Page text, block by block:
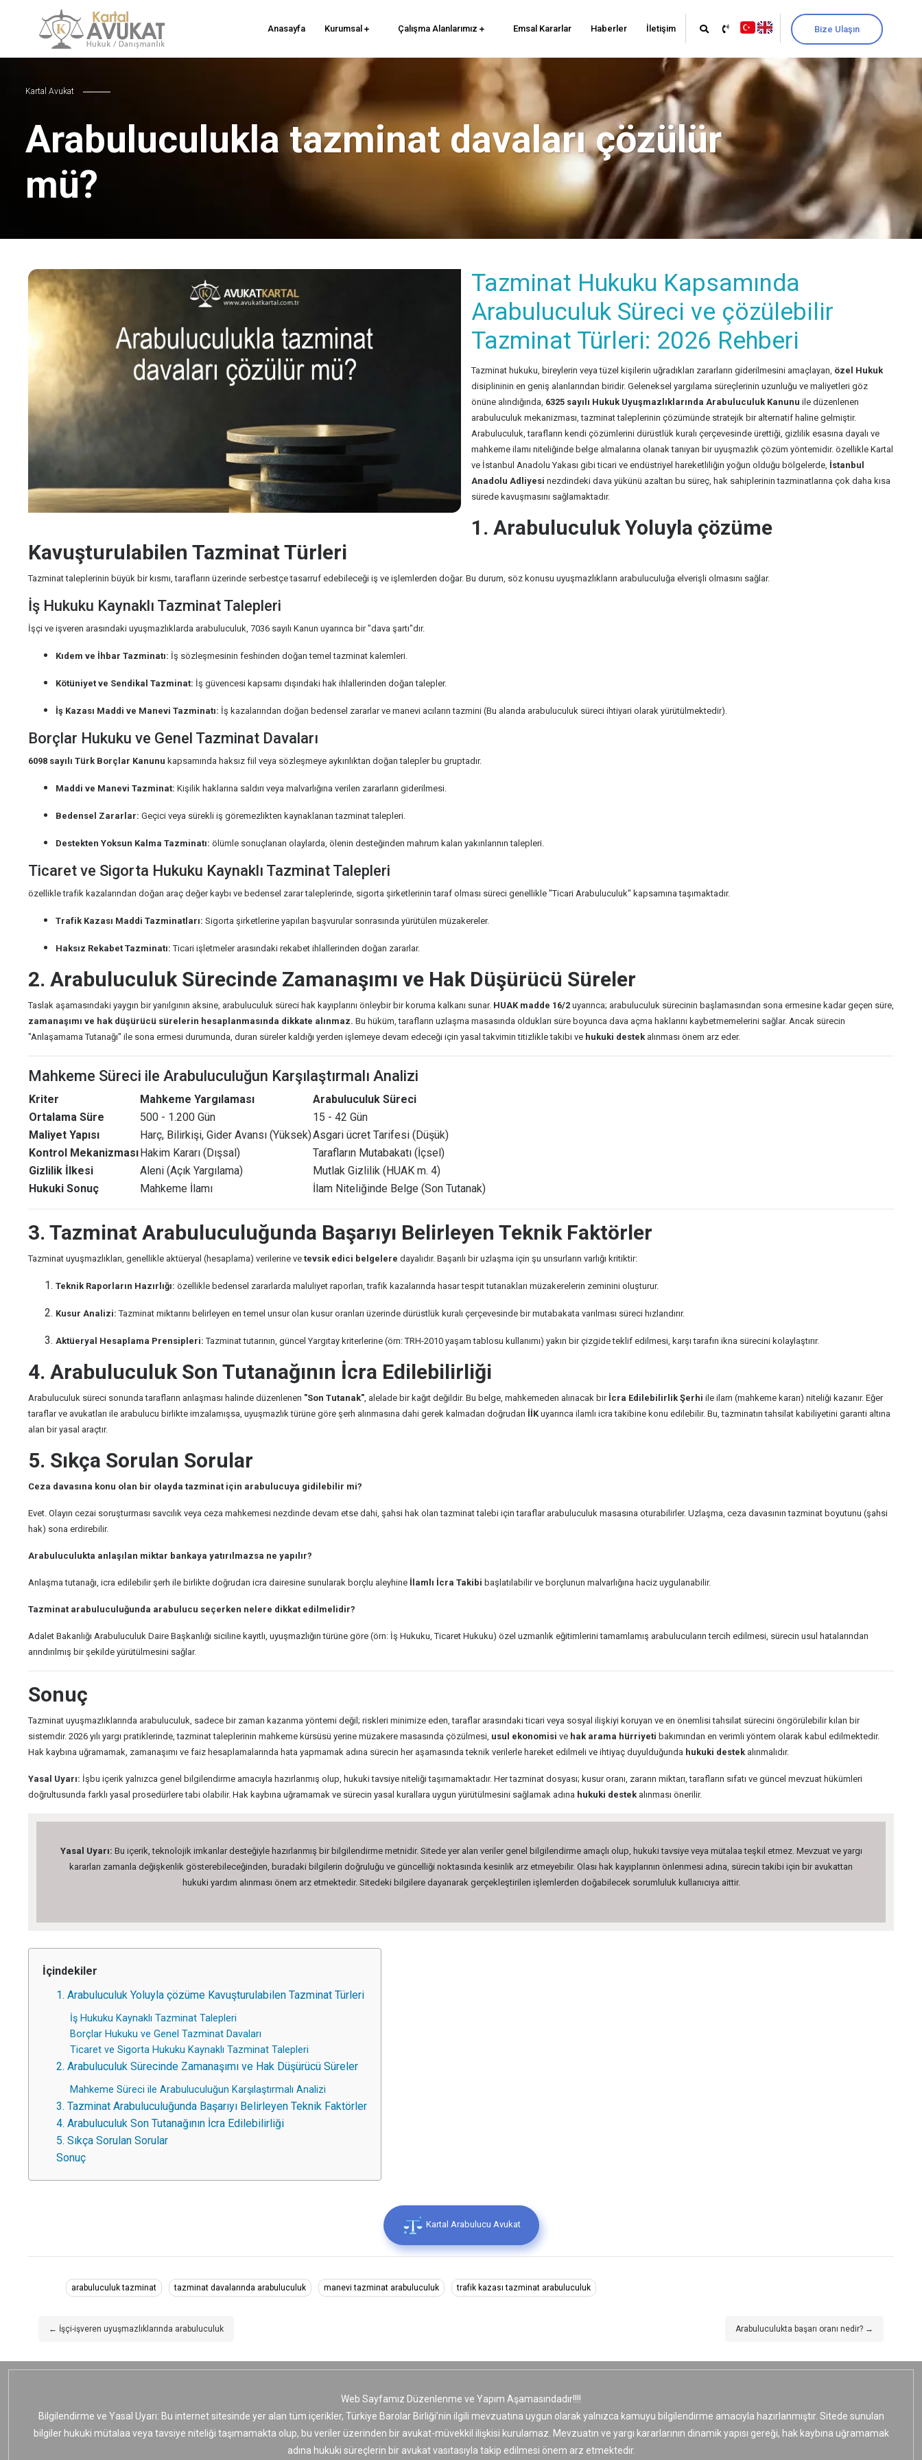
Anasayfa Kurumsal Çalışma Alanlarımız Emsal Kararlar Haberler İletişim Bize Ulaşın
Kartal Avukat
Arabuluculukla tazminat davaları çözülür
mü?
Tazminat Hukuku Kapsamında
Arabuluculuk Süreci ve çözülebilir
Tazminat Türleri: 2026 Rehberi
Tazminat hukuku, bireylerin veya tüzel kişilerin uğradıkları zararların giderilmesini amaçlayan, özel Hukuk
disiplininin en geniş alanlarından biridir. Geleneksel yargılama süreçlerinin uzunluğu ve maliyetleri göz
önüne alındığında, 6325 sayılı Hukuk Uyuşmazlıklarında Arabuluculuk Kanunu ile düzenlenen
arabuluculuk mekanizması, tazminat taleplerinin çözümünde stratejik bir alternatif haline gelmiştir.
Arabuluculuk, tarafların kendi çözümlerini dürüstlük kuralı çerçevesinde ürettiği, gizlilik esasına dayalı ve
mahkeme ilamı niteliğinde belge almalarına olanak tanıyan bir uyuşmazlık çözüm yöntemidir. özellikle Kartal
ve İstanbul Anadolu Yakası gibi ticari ve endüstriyel hareketliliğin yoğun olduğu bölgelerde, İstanbul
Anadolu Adliyesi nezdindeki dava yükünü azaltan bu süreç, hak sahiplerinin tazminatlarına çok daha kısa
sürede kavuşmasını sağlamaktadır.
1. Arabuluculuk Yoluyla çözüme
Kavuşturulabilen Tazminat Türleri
Tazminat taleplerinin büyük bir kısmı, tarafların üzerinde serbestçe tasarruf edebileceği iş ve işlemlerden doğar. Bu durum, söz konusu uyuşmazlıkların arabuluculuğa elverişli olmasını sağlar.
İş Hukuku Kaynaklı Tazminat Talepleri
İşçi ve işveren arasındaki uyuşmazlıklarda arabuluculuk, 7036 sayılı Kanun uyarınca bir "dava şartı"dır.
Kıdem ve İhbar Tazminatı: İş sözleşmesinin feshinden doğan temel tazminat kalemleri.
Kötüniyet ve Sendikal Tazminat: İş güvencesi kapsamı dışındaki hak ihlallerinden doğan talepler.
İş Kazası Maddi ve Manevi Tazminatı: İş kazalarından doğan bedensel zararlar ve manevi acıların tazmini (Bu alanda arabuluculuk süreci ihtiyari olarak yürütülmektedir).
Borçlar Hukuku ve Genel Tazminat Davaları
6098 sayılı Türk Borçlar Kanunu kapsamında haksız fiil veya sözleşmeye aykırılıktan doğan talepler bu gruptadır.
Maddi ve Manevi Tazminat: Kişilik haklarına saldırı veya malvarlığına verilen zararların giderilmesi.
Bedensel Zararlar: Geçici veya sürekli iş göremezlikten kaynaklanan tazminat talepleri.
Destekten Yoksun Kalma Tazminatı: ölümle sonuçlanan olaylarda, ölenin desteğinden mahrum kalan yakınlarının talepleri.
Ticaret ve Sigorta Hukuku Kaynaklı Tazminat Talepleri
özellikle trafik kazalarından doğan araç değer kaybı ve bedensel zarar taleplerinde, sigorta şirketlerinin taraf olması süreci genellikle "Ticari Arabuluculuk" kapsamına taşımaktadır.
Trafik Kazası Maddi Tazminatları: Sigorta şirketlerine yapılan başvurular sonrasında yürütülen müzakereler.
Haksız Rekabet Tazminatı: Ticari işletmeler arasındaki rekabet ihlallerinden doğan zararlar.
2. Arabuluculuk Sürecinde Zamanaşımı ve Hak Düşürücü Süreler
Taslak aşamasındaki yaygın bir yanılgının aksine, arabuluculuk süreci hak kayıplarını önleybir bir koruma kalkanı sunar. HUAK madde 16/2 uyarınca; arabuluculuk sürecinin başlamasından sona ermesine kadar geçen süre,
zamanaşımı ve hak düşürücü sürelerin hesaplanmasında dikkate alınmaz. Bu hüküm, tarafların uzlaşma masasında oldukları süre boyunca dava açma haklarını kaybetmemelerini sağlar. Ancak sürecin
"Anlaşamama Tutanağı" ile sona ermesi durumunda, duran süreler kaldığı yerden işlemeye devam edeceği için yasal takvimin titizlikle takibi ve hukuki destek alınması önem arz eder.
Mahkeme Süreci ile Arabuluculuğun Karşılaştırmalı Analizi
Kriter Mahkeme Yargılaması
Arabuluculuk Süreci
Ortalama Süre
500 - 1.200 Gün
15 - 42 Gün
Maliyet Yapısı
Harç, Bilirkişi, Gider Avansı (Yüksek)Asgari ücret Tarifesi (Düşük)
Kontrol MekanizmasıHakim Kararı (Dışsal)
Tarafların Mutabakatı (İçsel)
Gizlilik İlkesi
Aleni (Açık Yargılama)
Mutlak Gizlilik (HUAK m. 4)
Hukuki Sonuç
Mahkeme İlamı İlam Niteliğinde Belge (Son Tutanak)
3. Tazminat Arabuluculuğunda Başarıyı Belirleyen Teknik Faktörler
Tazminat uyuşmazlıkları, genellikle aktüeryal (hesaplama) verilerine ve tevsik edici belgelere dayalıdır. Başarılı bir uzlaşma için şu unsurların varlığı kritiktir:
Teknik Raporların Hazırlığı: özellikle bedensel zararlarda maluliyet raporları, trafik kazalarında hasar tespit tutanakları müzakerelerin zeminini oluşturur.
Kusur Analizi: Tazminat miktarını belirleyen en temel unsur olan kusur oranları üzerinde dürüstlük kuralı çerçevesinde bir mutabakata varılması süreci hızlandırır.
Aktüeryal Hesaplama Prensipleri: Tazminat tutarının, güncel Yargıtay kriterlerine (örn: TRH-2010 yaşam tablosu kullanımı) yakın bir çizgide teklif edilmesi, karşı tarafın ikna sürecini kolaylaştırır.
4. Arabuluculuk Son Tutanağının İcra Edilebilirliği
Arabuluculuk süreci sonunda tarafların anlaşması halinde düzenlenen "Son Tutanak", alelade bir kağıt değildir. Bu belge, mahkemeden alınacak bir İcra Edilebilirlik Şerhi ile ilam (mahkeme kararı) niteliği kazanır. Eğer
taraflar ve avukatları ile arabulucu birlikte imzalamışsa, uyuşmazlık türüne göre şerh alınmasına dahi gerek kalmadan doğrudan İİKuyarınca ilamlı icra takibine konu edilebilir. Bu, tazminatın tahsilat kabiliyetini garanti altına
alan bir yasal araçtır.
5. Sıkça Sorulan Sorular
Ceza davasına konu olan bir olayda tazminat için arabulucuya gidilebilir mi?
Evet. Olayın cezai soruşturması savcılık veya ceza mahkemesi nezdinde devam etse dahi, şahsi hak olan tazminat talebi için taraflar arabuluculuk masasına oturabilirler. Uzlaşma, ceza davasının tazminat boyutunu (şahsi
hak) sona erdirebilir.
Arabuluculukta anlaşılan miktar bankaya yatırılmazsa ne yapılır?
Anlaşma tutanağı, icra edilebilir şerh ile birlikte doğrudan icra dairesine sunularak borçlu aleyhine İlamlı İcra Takibi başlatılabilir ve borçlunun malvarlığına haciz uygulanabilir.
Tazminat arabuluculuğunda arabulucu seçerken nelere dikkat edilmelidir?
Adalet Bakanlığı Arabuluculuk Daire Başkanlığı siciline kayıtlı, uyuşmazlığın türüne göre (örn: İş Hukuku, Ticaret Hukuku) özel uzmanlık eğitimlerini tamamlamış arabulucuların tercih edilmesi, sürecin usul hatalarından
arındırılmış bir şekilde yürütülmesini sağlar.
Sonuç
Tazminat uyuşmazlıklarında arabuluculuk, sadece bir zaman kazanma yöntemi değil; riskleri minimize eden, taraflar arasındaki ticari veya sosyal ilişkiyi koruyan ve en önemlisi tahsilat sürecini öngörülebilir kılan bir
sistemdir. 2026 yılı yargı pratiklerinde, tazminat taleplerinin mahkeme kürsüsü yerine müzakere masasında çözülmesi, usul ekonomisi ve hak arama hürriyeti bakımından en verimli yöntem olarak kabul edilmektedir.
Hak kaybına uğramamak, zamanaşımı ve faiz hesaplamalarında hata yapmamak adına sürecin her aşamasında teknik verilerle hareket edilmeli ve ihtiyaç duyulduğunda hukuki destek alınmalıdır.
Yasal Uyarı: İşbu içerik yalnızca genel bilgilendirme amacıyla hazırlanmış olup, hukuki tavsiye niteliği taşımamaktadır. Her tazminat dosyası; kusur oranı, zararın miktarı, tarafların sıfatı ve güncel mevzuat hükümleri
doğrultusunda farklı yasal prosedürlere tabi olabilir. Hak kaybına uğramamak ve sürecin yasal kurallara uygun yürütülmesini sağlamak adına hukuki destek alınması önerilir.
Yasal Uyarı: Bu içerik, teknolojik imkanlar desteğiyle hazırlanmış bir bilgilendirme metnidir. Sitede yer alan veriler genel bilgilendirme amaçlı olup, hukuki tavsiye veya mütalaa teşkil etmez. Mevzuat ve yargı
kararları zamanla değişkenlik gösterebileceğinden, buradaki bilgilerin doğruluğu ve güncelliği noktasında kesinlik arz etmeyebilir. Olası hak kayıplarının önlenmesi adına, sürecin takibi için bir avukattan
hukuki yardım alınması önem arz etmektedir. Sitedeki bilgilere dayanarak gerçekleştirilen işlemlerden doğabilecek sorumluluk kullanıcıya aittir.
İçindekiler
1. Arabuluculuk Yoluyla çözüme Kavuşturulabilen Tazminat Türleri
İş Hukuku Kaynaklı Tazminat Talepleri
Borçlar Hukuku ve Genel Tazminat Davaları
Ticaret ve Sigorta Hukuku Kaynaklı Tazminat Talepleri
2. Arabuluculuk Sürecinde Zamanaşımı ve Hak Düşürücü Süreler
Mahkeme Süreci ile Arabuluculuğun Karşılaştırmalı Analizi
3. Tazminat Arabuluculuğunda Başarıyı Belirleyen Teknik Faktörler
4. Arabuluculuk Son Tutanağının İcra Edilebilirliği
5. Sıkça Sorulan Sorular
Sonuç
Kartal Arabulucu Avukat
arabuluculuk tazminat tazminat davalarında arabuluculuk manevi tazminat arabuluculuk trafik kazası tazminat arabuluculuk
← İşçi-işveren uyuşmazlıklarında arabuluculuk Arabuluculukta başarı oranı nedir? →
Web Sayfamız Düzenlenme ve Yapım Aşamasındadır!!!!
Bilgilendirme ve Yasal Uyarı: Bu internet sitesinde yer alan tüm içerikler, Türkiye Barolar Birliği’nin ilgili mevzuatına uygun olarak yalnızca kamuyu bilgilendirme amacıyla hazırlanmıştır. Sitede sunulan
bilgiler hukuki mütalaa veya tavsiye niteliği taşımamakta olup, bu veriler üzerinden bir avukat-müvekkil ilişkisi kurulamaz. Mevzuatın ve yargı kararlarının dinamik yapısı gereği, hak kaybına uğramamak
adına hukuki süreçlerin bir avukat vasıtasıyla takip edilmesi önem arz etmektedir.